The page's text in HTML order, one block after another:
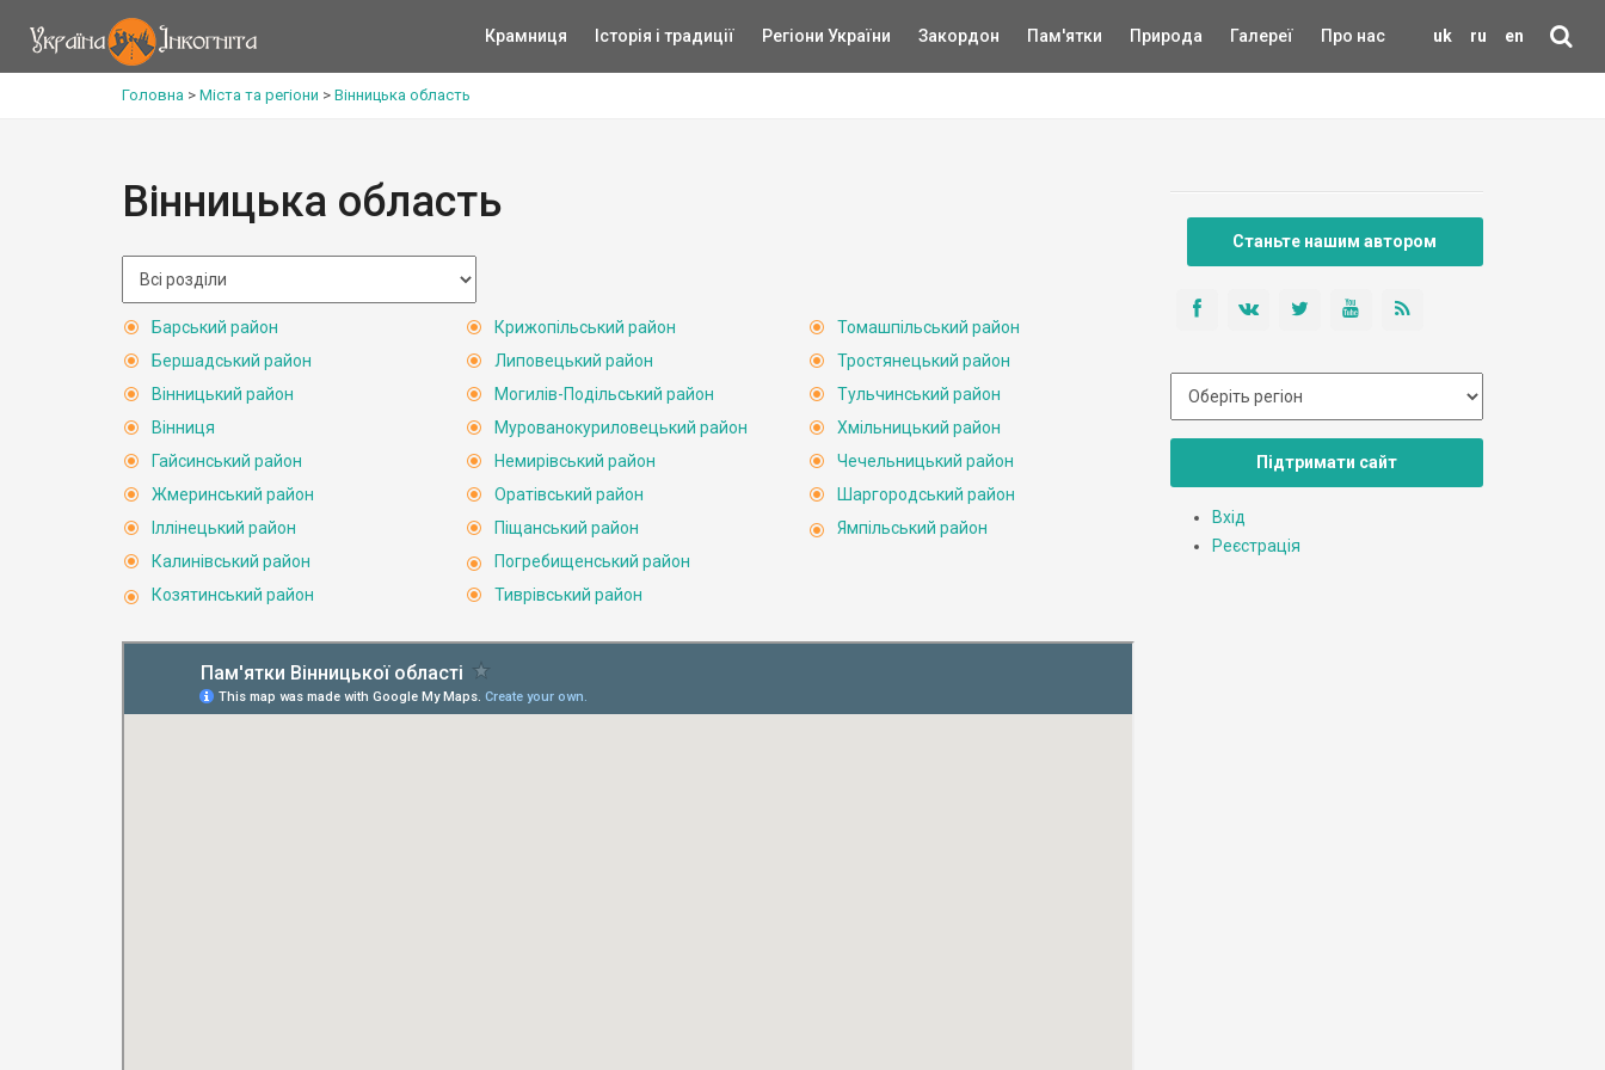
uk ru en
Крамниця Історія і традиції Регіони України Закордон Пам'ятки Природа Галереї Про нас
Головна > Міста та регіони > Вінницька область
Вінницька область
Барський район
Бершадський район
Вінницький район
Вінниця
Гайсинський район
Жмеринський район
Іллінецький район
Калинівський район
Козятинський район
Крижопільський район
Липовецький район
Могилів-Подільський район
Мурованокуриловецький район
Немирівський район
Оратівський район
Піщанський район
Погребищенський район
Тиврівський район
Томашпільський район
Тростянецький район
Тульчинський район
Хмільницький район
Чечельницький район
Шаргородський район
Ямпільський район
Станьте нашим автором
Підтримати сайт
Вхід
Реєстрація